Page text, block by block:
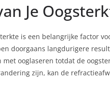
Je
is een belangrijke factor
doorgaans langdurigere
met ooglaseren totdat de
zijn, kan de